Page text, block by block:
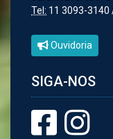
Tel: 11 3093-3140
Ouvidoria
SIGA-NOS